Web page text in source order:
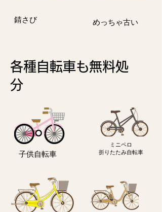
​錆さび ​めっちゃ古い
各種自転車も無料処
分
子供自転車
ミニペロ
​折りたたみ自転車